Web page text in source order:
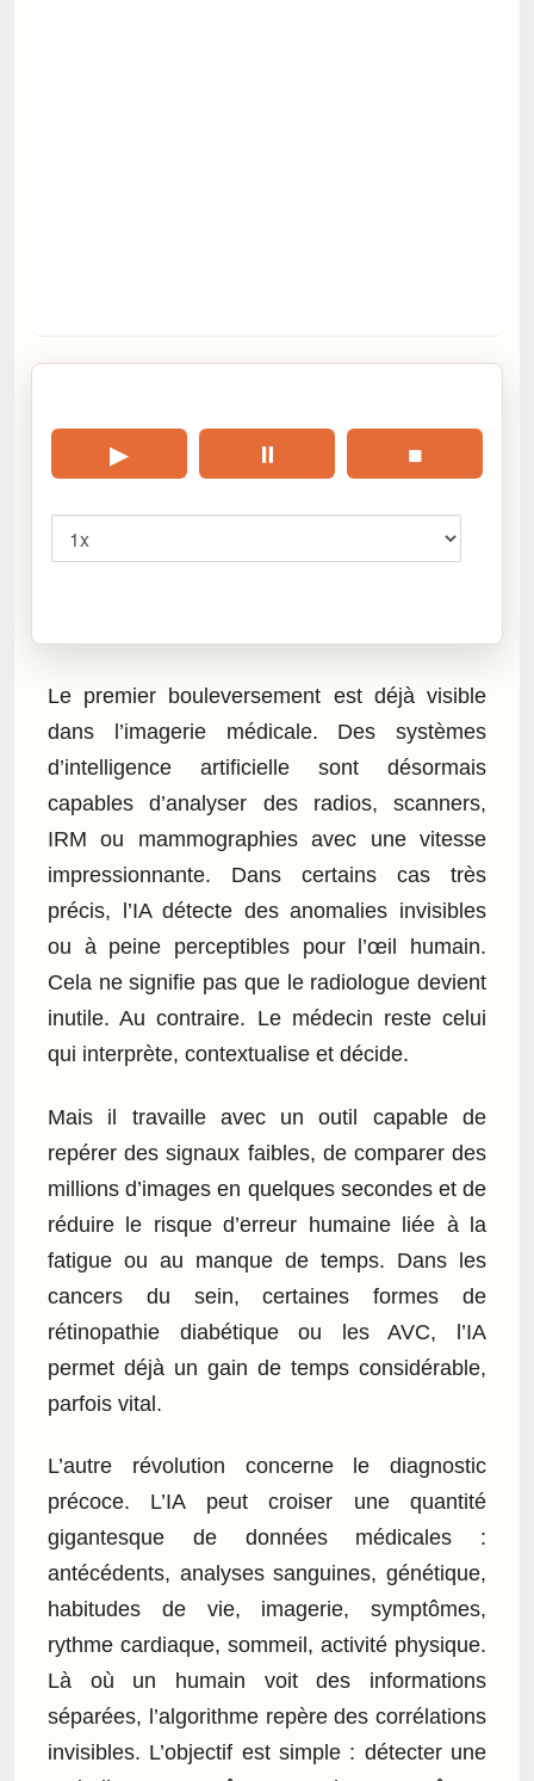
▶ ⏸ ■
Le premier bouleversement est déjà visible
dans l’imagerie médicale. Des systèmes
d’intelligence artificielle sont désormais
capables d’analyser des radios, scanners,
IRM ou mammographies avec une vitesse
impressionnante. Dans certains cas très
précis, l’IA détecte des anomalies invisibles
ou à peine perceptibles pour l’œil humain.
Cela ne signifie pas que le radiologue devient
inutile. Au contraire. Le médecin reste celui
qui interprète, contextualise et décide.
Mais il travaille avec un outil capable de
repérer des signaux faibles, de comparer des
millions d’images en quelques secondes et de
réduire le risque d’erreur humaine liée à la
fatigue ou au manque de temps. Dans les
cancers du sein, certaines formes de
rétinopathie diabétique ou les AVC, l’IA
permet déjà un gain de temps considérable,
parfois vital.
L’autre révolution concerne le diagnostic
précoce. L’IA peut croiser une quantité
gigantesque de données médicales :
antécédents, analyses sanguines, génétique,
habitudes de vie, imagerie, symptômes,
rythme cardiaque, sommeil, activité physique.
Là où un humain voit des informations
séparées, l’algorithme repère des corrélations
invisibles. L’objectif est simple : détecter une